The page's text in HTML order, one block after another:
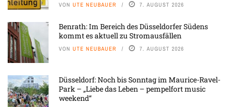
VON UTE NEUBAUER 7. AUGUST 2026
Benrath: Im Bereich des Düsseldorfer Südens
kommt es aktuell zu Stromausfällen
VON UTE NEUBAUER 7. AUGUST 2026
Düsseldorf: Noch bis Sonntag im Maurice-Ravel-
Park – „Liebe das Leben – pempelfort music
weekend“